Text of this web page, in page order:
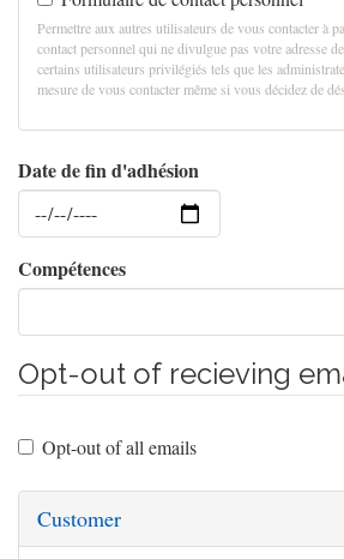
Permettre aux autres utilisateurs de vous contacter à
contact personnel qui ne divulgue pas votre adresse
certains utilisateurs privilégiés tels que les
mesure de vous contacter même si vous décidez de
Date de fin d'adhésion
Date
Compétences
Opt-out of recieving
Opt-out of all emails
Customer